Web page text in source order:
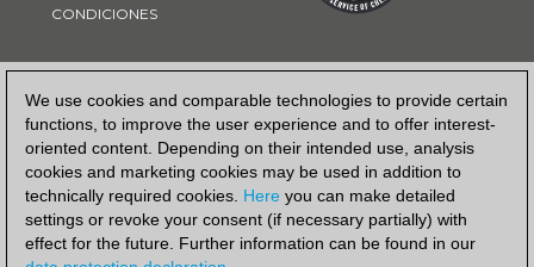
We use cookies and comparable technologies to provide certain
functions, to improve the user experience and to offer interest-
oriented content. Depending on their intended use, analysis
cookies and marketing cookies may be used in addition to
technically required cookies. Here you can make detailed
settings or revoke your consent (if necessary partially) with
effect for the future. Further information can be found in our
CONDICIONES
FORMA DE PAGO